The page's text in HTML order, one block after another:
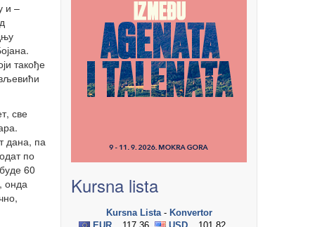
и –
такође
све
дана, па
по
60
онда
Kursna lista